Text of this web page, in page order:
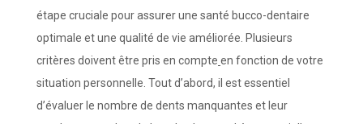
étape cruciale pour assurer une santé bucco-dentaire
optimale et une qualité de vie améliorée. Plusieurs
critères doivent être pris en compte en fonction de votre
situation personnelle. Tout d’abord, il est essentiel
d’évaluer le nombre de dents manquantes et leur